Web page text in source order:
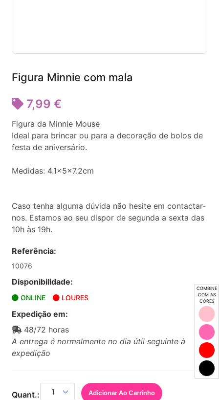
COMBINE
COM AS
CORES
Figura Minnie com mala
7,99 €
Figura da Minnie Mouse
Ideal para brincar ou para a decoração de bolos de
festa de aniversário.
Medidas: 4.1x5x7.2cm
Caso tenha alguma dúvida não hesite em contactar-
nos. Estamos ao seu dispor de segunda a sexta das
10h às 19h.
Referência:
10076
Disponibilidade:
ONLINE LOURES
Expedição em:
48/72 horas
A entrega é normalmente no dia útil seguinte à
expedição
Quant.: Adicionar Ao Carrinho